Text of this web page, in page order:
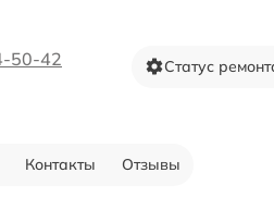
50-42 Статус
Контакты Отзывы